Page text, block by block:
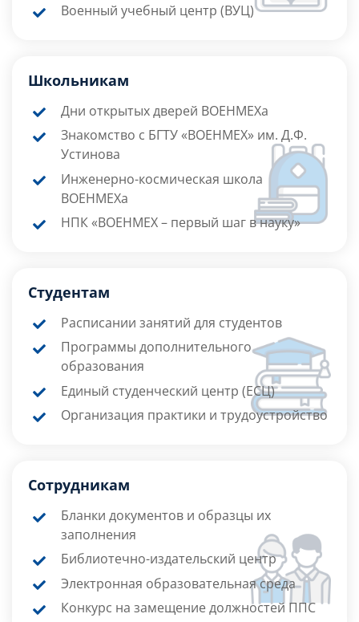
Военный учебный центр (ВУЦ)
Школьникам
Дни открытых дверей ВОЕНМЕХа
Знакомство с БГТУ «ВОЕНМЕХ» им. Д.Ф.
Устинова
Инженерно-космическая школа
ВОЕНМЕХа
НПК «ВОЕНМЕХ – первый шаг в науку»
Студентам
Расписании занятий для студентов
Программы дополнительного
образования
Единый студенческий центр (ЕСЦ)
Организация практики и трудоустройство
Сотрудникам
Бланки документов и образцы их
заполнения
Библиотечно-издательский центр
Электронная образовательная среда
Конкурс на замещение должностей ППС